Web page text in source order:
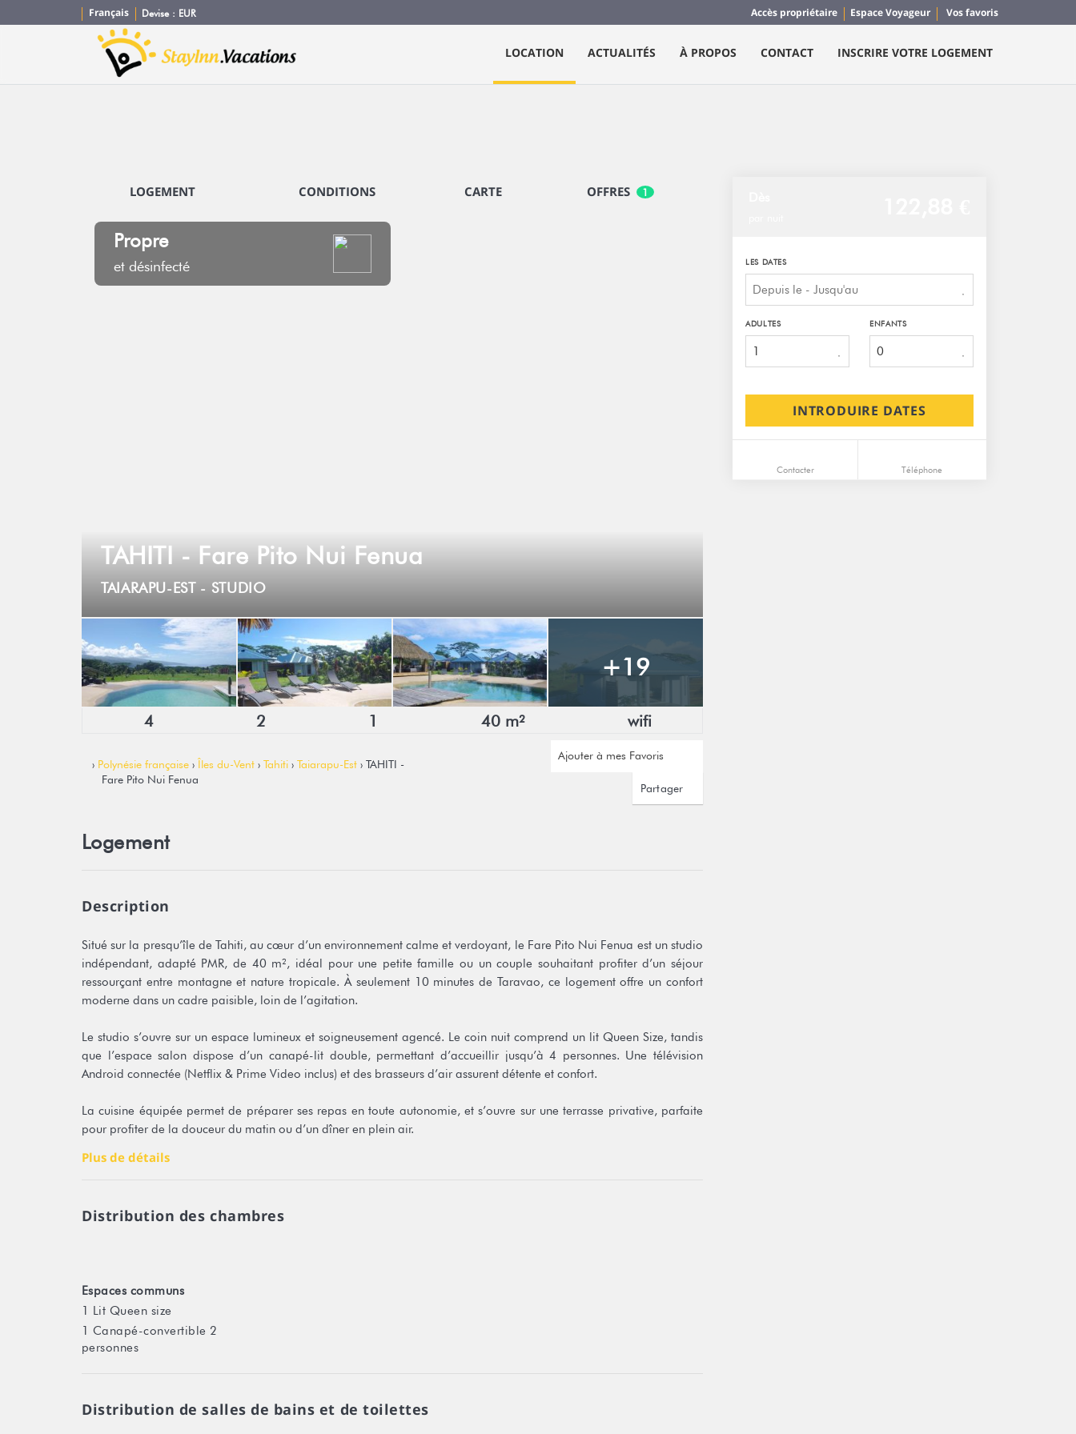
Français Devise : EUR Vos favoris
Espace Voyageur
Accès propriétaire
LOCATION ACTUALITÉS À PROPOS CONTACT INSCRIRE VOTRE LOGEMENT
LOGEMENT CONDITIONS CARTE OFFRES 1
LES DATES
ADULTES
1
ENFANTS
INTRODUIRE DATES
Contacter Téléphone
Propre
et désinfecté
TAHITI - Fare Pito Nui Fenua
TAIARAPU-EST - STUDIO
+19
4 2 1 40 m² wifi
› Polynésie française› Îles du-Vent› Tahiti› Taiarapu-Est› TAHITI -
Fare Pito Nui Fenua
Ajouter à mes Favoris
Partager
Logement
Description
Situé sur la presqu’île de Tahiti, au cœur d’un environnement calme et verdoyant, le Fare Pito Nui Fenua est un studio
indépendant, adapté PMR, de 40 m², idéal pour une petite famille ou un couple souhaitant profiter d’un séjour
ressourçant entre montagne et nature tropicale. À seulement 10 minutes de Taravao, ce logement offre un confort
moderne dans un cadre paisible, loin de l’agitation.
Le studio s’ouvre sur un espace lumineux et soigneusement agencé. Le coin nuit comprend un lit Queen Size, tandis
que l’espace salon dispose d’un canapé-lit double, permettant d’accueillir jusqu’à 4 personnes. Une télévision
Android connectée (Netflix & Prime Video inclus) et des brasseurs d’air assurent détente et confort.
La cuisine équipée permet de préparer ses repas en toute autonomie, et s’ouvre sur une terrasse privative, parfaite
pour profiter de la douceur du matin ou d’un dîner en plein air.
comprenant salon, grande table et cuisine d’été — idéal pour partager un moment en toute simplicité.
Cuisine équipée
Salle d’eau avec douche adaptée PMR
Plus de détails
Distribution des chambres
Espaces communs
1 Lit Queen size
1 Canapé-convertible 2
personnes
Distribution de salles de bains et de toilettes